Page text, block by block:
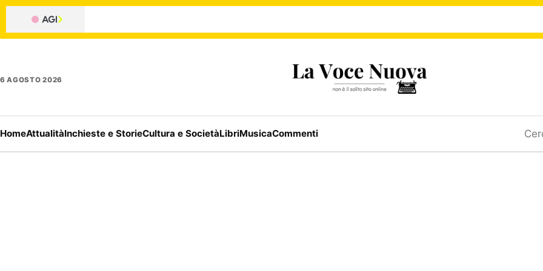
6 AGOSTO 2026
HomeAttualitàInchieste e StorieCultura e SocietàLibriMusicaCommenti